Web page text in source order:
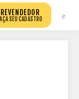
REVENDEDOR
SEU CADASTRO
DO BLOG